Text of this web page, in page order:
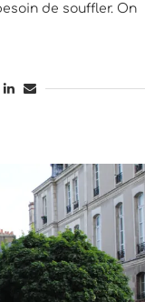
de souffler. On